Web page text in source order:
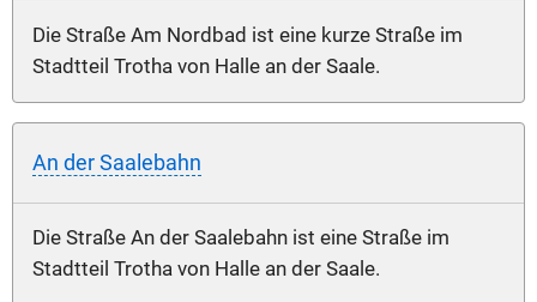
Die Straße Am Nordbad ist eine kurze Straße im
Stadtteil Trotha von Halle an der Saale.
An der Saalebahn
Die Straße An der Saalebahn ist eine Straße im
Stadtteil Trotha von Halle an der Saale.